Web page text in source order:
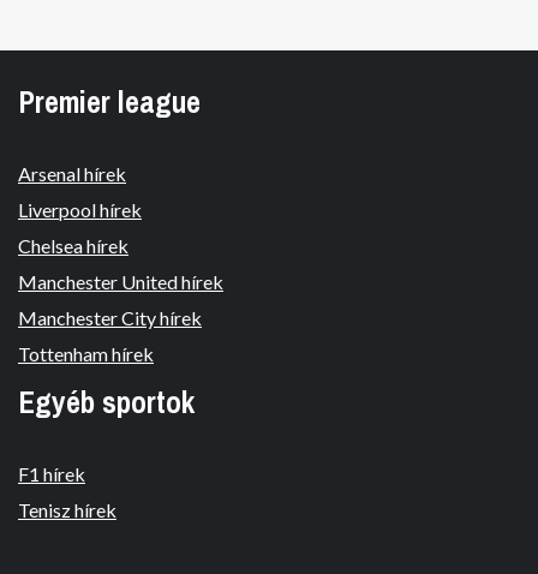
Premier league
Arsenal hírek
Liverpool hírek
Chelsea hírek
Manchester United hírek
Manchester City hírek
Tottenham hírek
Egyéb sportok
F1 hírek
Tenisz hírek